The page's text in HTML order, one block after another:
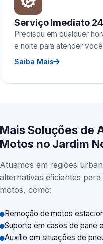
Serviço Imediato
Precisou em qualquer
e noite para atender
Saiba Mais
Mais Soluções de
Motos no Jardim
Atuamos em regiões
alternativas eficientes
motos, como:
Remoção de motos
Suporte em casos de pane
Auxílio em situações de